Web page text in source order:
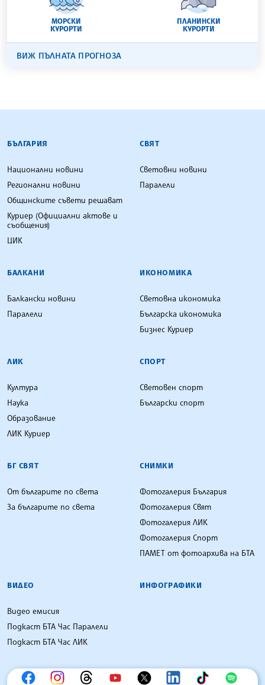
МОРСКИ
КУРОРТИ
ПЛАНИНСКИ
КУРОРТИ
ВИЖ ПЪЛНАТА ПРОГНОЗА
БЪЛГАРСКА ТЕЛЕГРАФНА АГЕНЦИЯ
БЪЛГАРИЯ
Национални новини
Регионални новини
Общинските съвети решават
Куриер (Официални актове и
съобщения)
ЦИК
СВЯТ
Световни новини
Паралели
БАЛКАНИ
Балкански новини
Паралели
ИКОНОМИКА
Световна икономика
Българска икономика
Бизнес Куриер
ЛИК
Култура
Наука
Образование
ЛИК Куриер
СПОРТ
Световен спорт
Български спорт
БГ СВЯТ
От българите по света
За българите по света
СНИМКИ
Фотогалерия България
Фотогалерия Свят
Фотогалерия ЛИК
Фотогалерия Спорт
ПАМЕТ от фотоархива на БТА
ВИДЕО
Видео емисия
Подкаст БТА Час Паралели
Подкаст БТА Час ЛИК
ИНФОГРАФИКИ